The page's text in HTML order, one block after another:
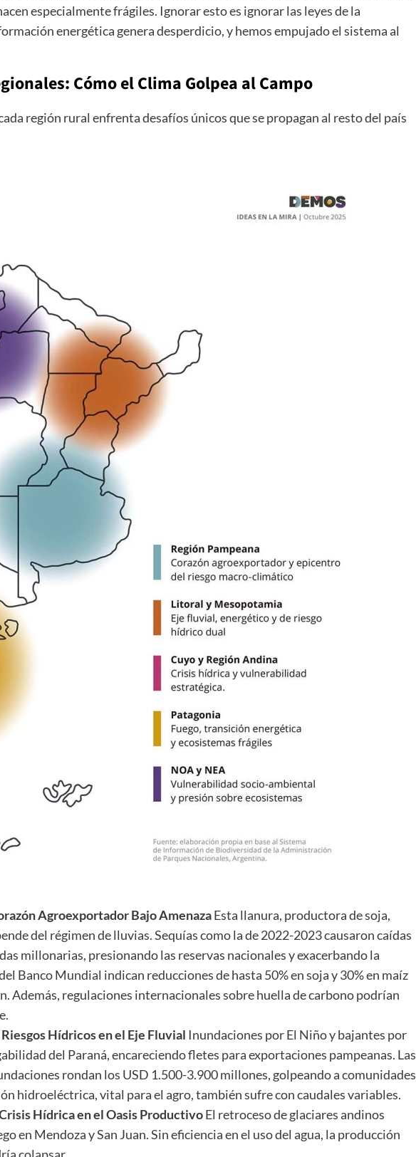
especialmente frágiles. Ignorar esto es ignorar las leyes de la
energética genera desperdicio, y hemos empujado el sistema al
Cómo el Clima Golpea al Campo
región rural enfrenta desafíos únicos que se propagan al resto del país
Agroexportador Bajo AmenazaEsta llanura, productora de soja,
del régimen de lluvias. Sequías como la de 2022-2023 causaron caídas
millonarias, presionando las reservas nacionales y exacerbando la
Banco Mundial indican reducciones de hasta 50% en soja y 30% en maíz
Además, regulaciones internacionales sobre huella de carbono podrían
Hídricos en el Eje Fluvial Inundaciones por El Niño y bajantes por
del Paraná, encareciendo fletes para exportaciones pampeanas. Las
rondan los USD 1.500-3.900 millones, golpeando a comunidades
hidroeléctrica, vital para el agro, también sufre con caudales variables.
Hídrica en el Oasis ProductivoEl retroceso de glaciares andinos
en Mendoza y San Juan. Sin eficiencia en el uso del agua, la producción